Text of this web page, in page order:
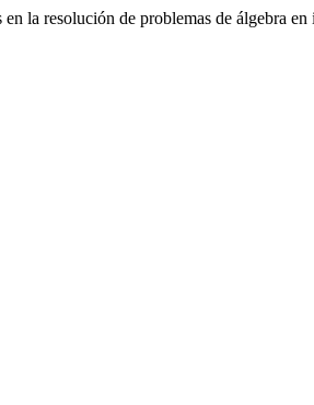
la resolución de problemas de álgebra en